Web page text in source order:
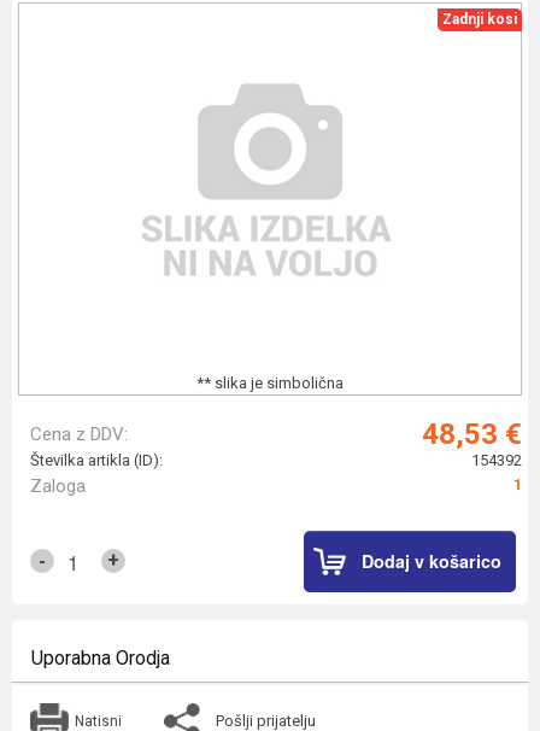
Zadnji kosi
** slika je simbolična
Cena z DDV: 48,53 €
Številka artikla (ID): 154392
Zaloga 1
- + Dodaj v košarico
Uporabna Orodja
Natisni Pošlji prijatelju